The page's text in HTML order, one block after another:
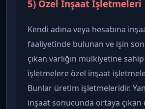
5) Özel İnşaat İşletmeleri
Kendi adına veya hesabına
faaliyetinde bulunan ve işin
çıkan varlığın mülkiyetine
işletmelere özel inşaat
Bunlar üretim işletmeleridir.
inşaat sonucunda ortaya çıkan